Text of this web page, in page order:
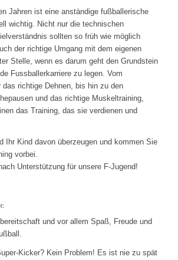
Jahren ist eine anständige fußballerische
wichtig. Nicht nur die technischen
sollten so früh wie möglich
der richtige Umgang mit dem eigenen
Stelle, wenn es darum geht den Grundstein
Fussballerkarriere zu legen. Vom
das richtige Dehnen, bis hin zu den
und das richtige Muskeltraining,
das Training, das sie verdienen und
Ihr Kind davon überzeugen und kommen Sie
vorbei.
Unterstützung für unsere F-Jugend!
:
und vor allem Spaß, Freude und
Kicker? Kein Problem! Es ist nie zu spät